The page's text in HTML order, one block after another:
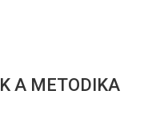
A METODIKA